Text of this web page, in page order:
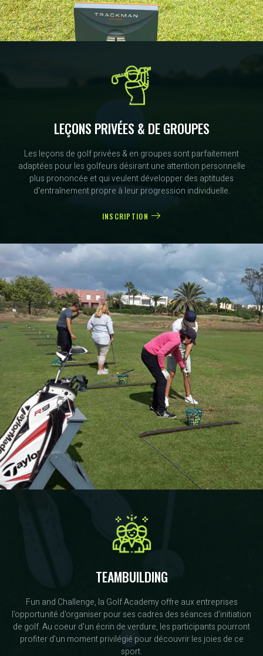
LEÇONS PRIVÉES & DE GROUPES
Les leçons de golf privées & en groupes sont parfaitement
adaptées pour les golfeurs désirant une attention personnelle
plus prononcée et qui veulent développer des aptitudes
d'entraînement propre à leur progression individuelle.
INSCRIPTION
TEAMBUILDING
Fun and Challenge, la Golf Academy offre aux entreprises
l'opportunité d'organiser pour ses cadres des séances d'initiation
de golf. Au coeur d'un écrin de verdure, les participants pourront
profiter d'un moment privilégié pour découvrir les joies de ce
sport.